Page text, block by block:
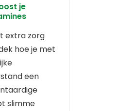
je
extra zorg
hoe je met
een
slimme